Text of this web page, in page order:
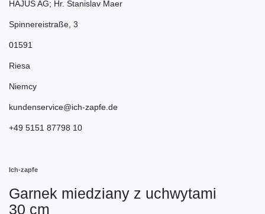
HAJUS AG; Hr. Stanislav Maer
Spinnereistraße 3
01591
Riesa
Niemcy
kundenservice@ich-zapfe.de
+49 5151 87798 10
Ich-zapfe
Garnek miedziany z uchwytami
30 cm